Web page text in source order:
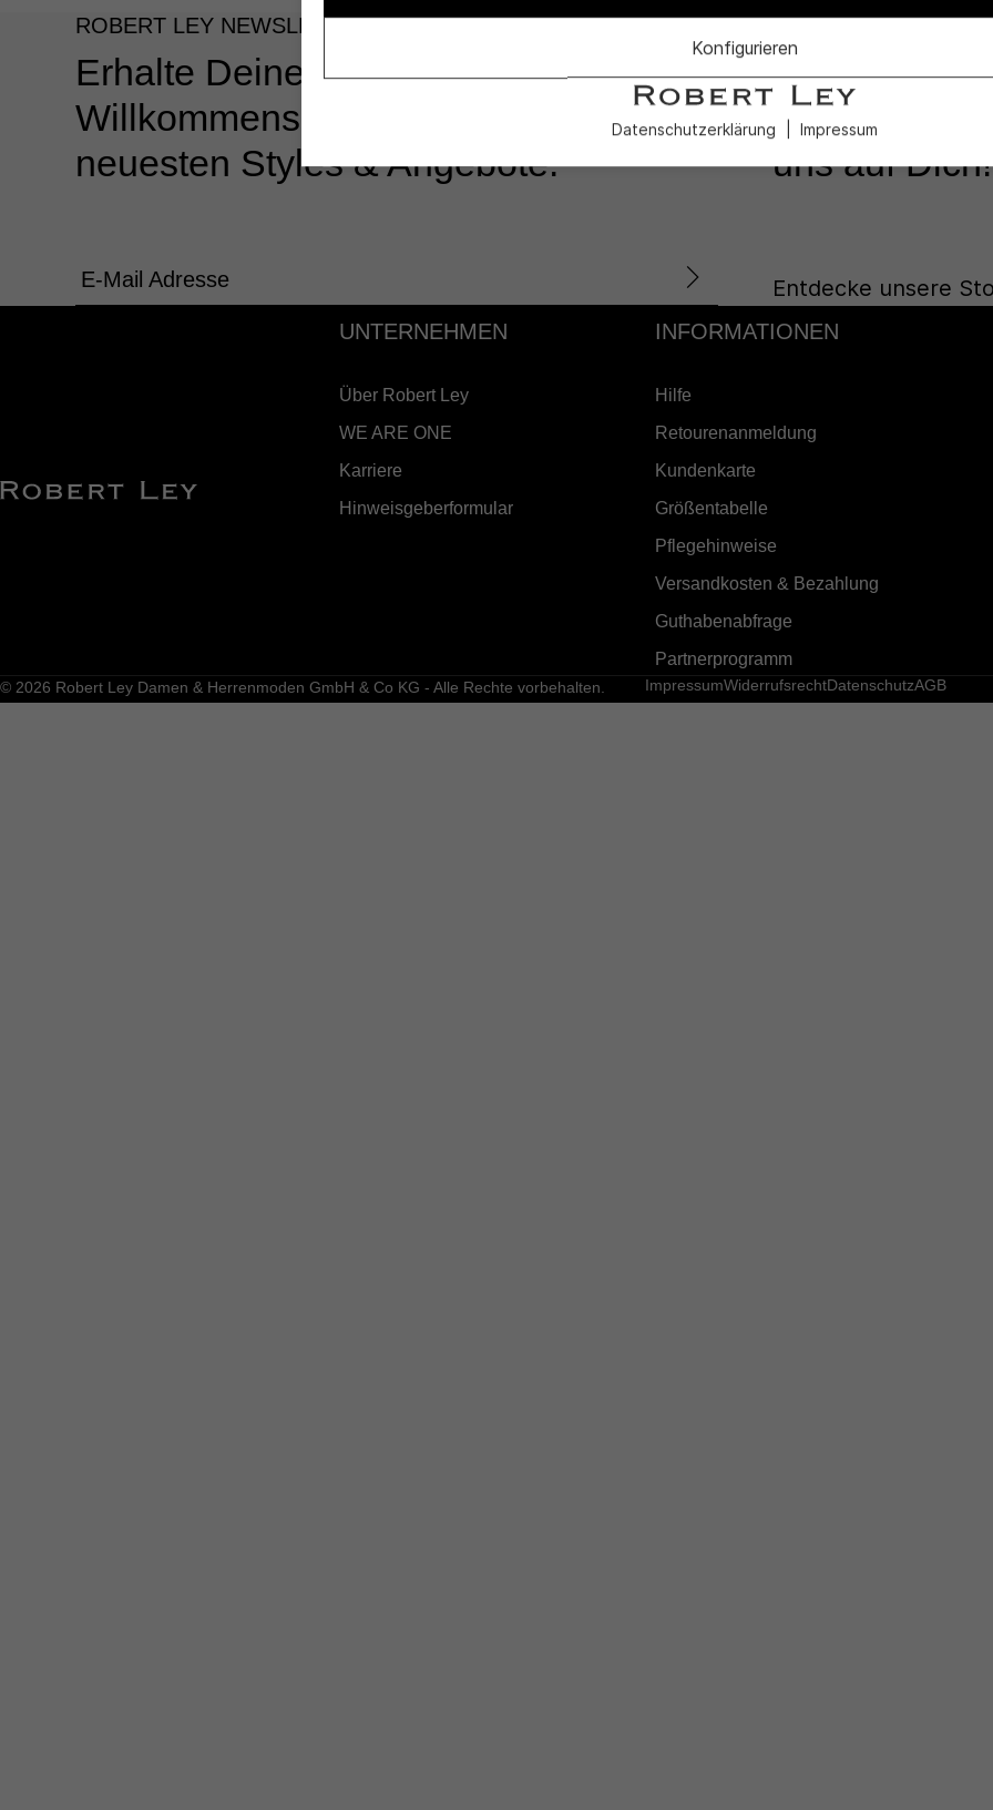
ROBERT LEY NEWSLETTER
Erhalte Deinen 10%
Willkommensgutschein und die
neuesten Styles & Angebote.
E-Mail Adresse
KUNDENSERVICE
Lass Dich in
unseren
uns auf Dich!
Entdecke unsere
UNTERNEHMEN
Über Robert Ley
WE ARE ONE
Karriere
Hinweisgeberformular
INFORMATIONEN
Hilfe
Retourenanmeldung
Kundenkarte
Größentabelle
Pflegehinweise
Versandkosten & Bezahlung
Guthabenabfrage
Partnerprogramm
© 2026 Robert Ley Damen & Herrenmoden GmbH & Co KG - Alle Rechte vorbehalten. ImpressumWiderrufsrechtDatenschutzAGB
Konfigurieren
Datenschutzerklärung Impressum